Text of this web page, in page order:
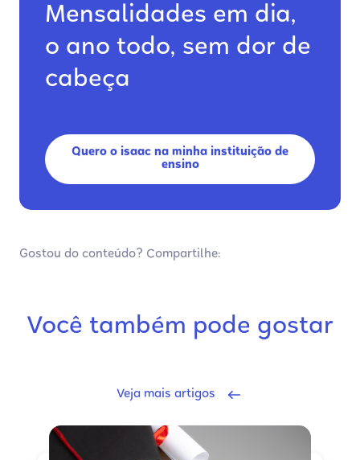
Mensalidades em dia,
o ano todo, sem dor de
cabeça
Quero o isaac na minha instituição de
ensino
Gostou do conteúdo? Compartilhe:
Você também pode gostar
Veja mais artigos